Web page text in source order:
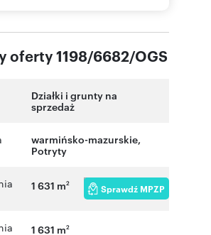
oferty 1198/6682/OGS
Działki i grunty na
sprzedaż
warmińsko-mazurskie,
Potryty
1 631 m2 Sprawdź MPZP
1 631 m2